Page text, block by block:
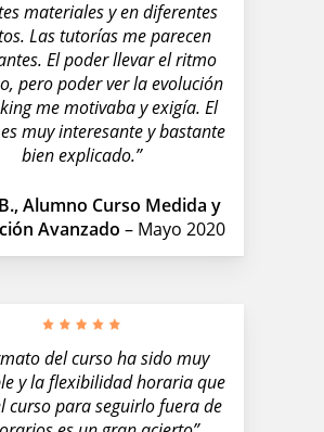
materiales y en diferentes
Las tutorías me parecen
El poder llevar el ritmo
pero poder ver la evolución
me motivaba y exigía. El
muy interesante y bastante
bien explicado.”
Alumno Curso Medida y
Avanzado – Mayo 2020
del curso ha sido muy
y la flexibilidad horaria que
curso para seguirlo fuera de